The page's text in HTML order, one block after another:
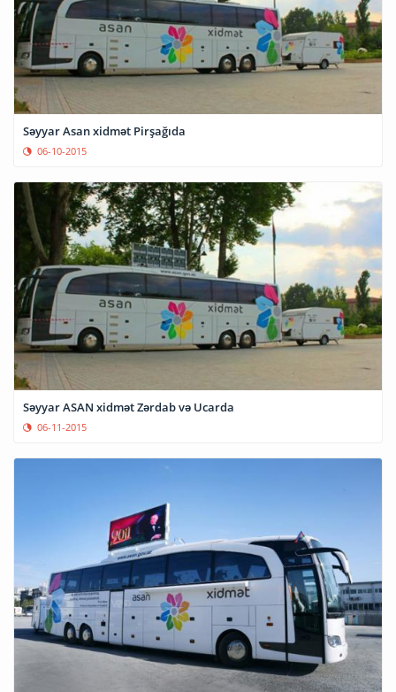
Səyyar Asan xidmət Pirşağıda
06-10-2015
Səyyar ASAN xidmət Zərdab və Ucarda
06-11-2015